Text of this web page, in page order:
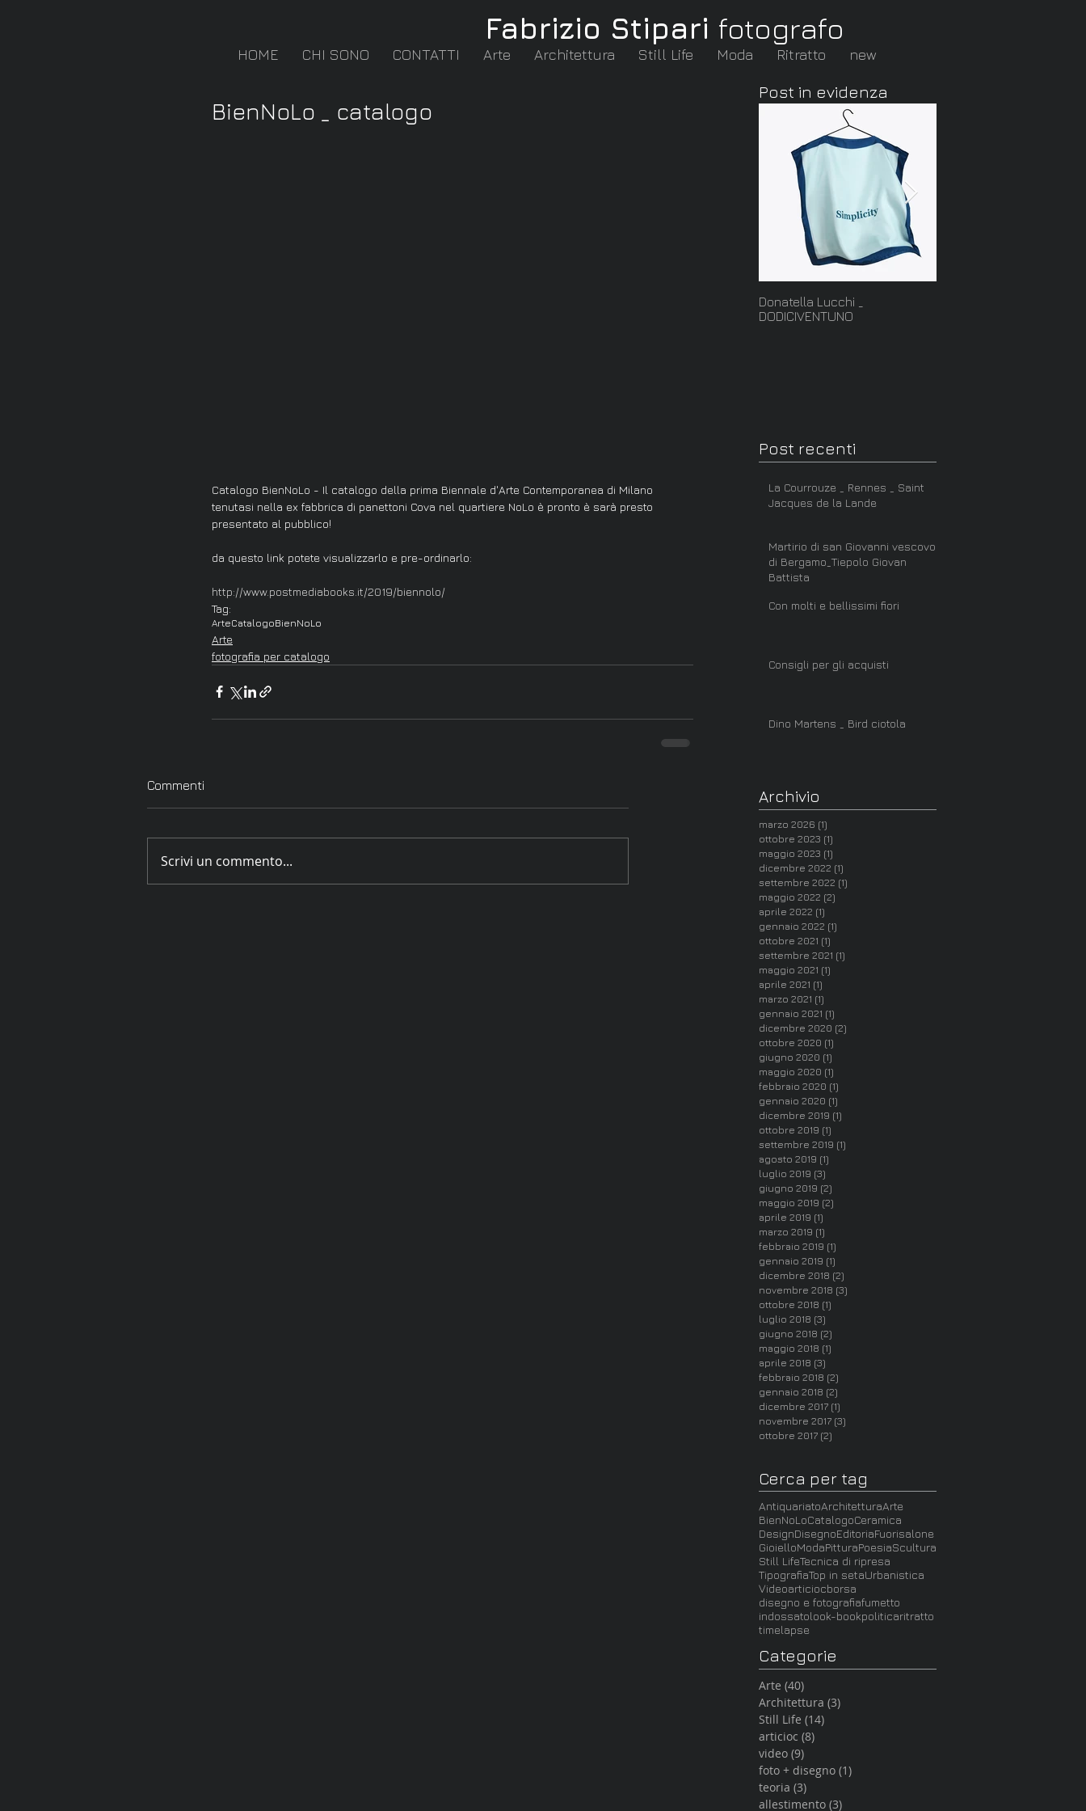
Fabrizio Stipari fotografo
HOME CHI SONO CONTATTI Arte Architettura Still Life Moda Ritratto new
BienNoLo _ catalogo
Catalogo BienNoLo - Il catalogo della prima Biennale d'Arte Contemporanea di Milano
tenutasi nella ex fabbrica di panettoni Cova nel quartiere NoLo è pronto è sarà presto
presentato al pubblico!
da questo link potete visualizzarlo e pre-ordinarlo:
http://www.postmediabooks.it/2019/biennolo/
Tag:
ArteCatalogoBienNoLo
Arte
fotografia per catalogo
Commenti
Scrivi un commento...
Post in evidenza
Donatella Lucchi _
DODICIVENTUNO
Post recenti
La Courrouze _ Rennes _ Saint
Jacques de la Lande
Martirio di san Giovanni vescovo
di Bergamo_Tiepolo Giovan
Battista
Con molti e bellissimi fiori
Consigli per gli acquisti
Dino Martens _ Bird ciotola
Archivio
marzo 2026 (1)
ottobre 2023 (1)
maggio 2023 (1)
dicembre 2022 (1)
settembre 2022 (1)
maggio 2022 (2)
aprile 2022 (1)
gennaio 2022 (1)
ottobre 2021 (1)
settembre 2021 (1)
maggio 2021 (1)
aprile 2021 (1)
marzo 2021 (1)
gennaio 2021 (1)
dicembre 2020 (2)
ottobre 2020 (1)
giugno 2020 (1)
maggio 2020 (1)
febbraio 2020 (1)
gennaio 2020 (1)
dicembre 2019 (1)
ottobre 2019 (1)
settembre 2019 (1)
agosto 2019 (1)
luglio 2019 (3)
giugno 2019 (2)
maggio 2019 (2)
aprile 2019 (1)
marzo 2019 (1)
febbraio 2019 (1)
gennaio 2019 (1)
dicembre 2018 (2)
novembre 2018 (3)
ottobre 2018 (1)
luglio 2018 (3)
giugno 2018 (2)
maggio 2018 (1)
aprile 2018 (3)
febbraio 2018 (2)
gennaio 2018 (2)
dicembre 2017 (1)
novembre 2017 (3)
ottobre 2017 (2)
Cerca per tag
AntiquariatoArchitetturaArte
BienNoLoCatalogoCeramica
DesignDisegnoEditoriaFuorisalone
GioielloModaPitturaPoesiaScultura
Still LifeTecnica di ripresa
TipografiaTop in setaUrbanistica
Videoarticiocborsa
disegno e fotografiafumetto
indossatolook-bookpoliticaritratto
timelapse
Categorie
Arte (40)
Architettura (3)
Still Life (14)
articioc (8)
video (9)
foto + disegno (1)
teoria (3)
allestimento (3)